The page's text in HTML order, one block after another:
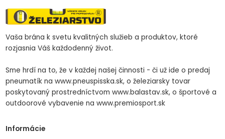
Vaša brána k svetu kvalitných služieb a produktov, ktoré
rozjasnia Váš každodenný život.
Sme hrdí na to, že v každej našej činnosti - či už ide o predaj
pneumatík na www.pneuspisska.sk, o železiarsky tovar
poskytovaný prostredníctvom www.balastav.sk, o športové a
outdoorové vybavenie na www.premiosport.sk
Informácie